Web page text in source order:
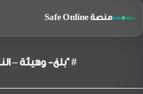
منصة Safe Online
# "بلغ- وهيئة –